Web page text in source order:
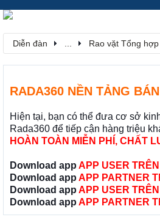
Diễn đàn Rao vặt Tổng hợp
RADA360 NỀN TẢNG
Hiện tại, bạn có thể đưa cơ sở
Rada360 để tiếp cận hàng triệu
HOÀN TOÀN MIỄN PHÍ, CHẤT
Download app APP USER
Download app APP PARTNER
Download app APP USER
Download app APP PARTNER